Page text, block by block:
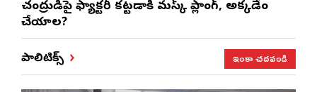
చంద్రుడిపై ఫ్యాక్టరీ కట్టడానికి మస్క్ ప్లానింగ్, అక్కడేం
చేయాలని?
పాలిటిక్స్ ఇంకా చదవండి